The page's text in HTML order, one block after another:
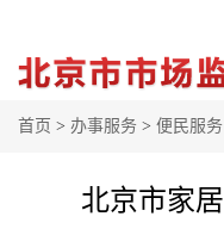
首页 > 办事服务 > 便民服务
北京市家